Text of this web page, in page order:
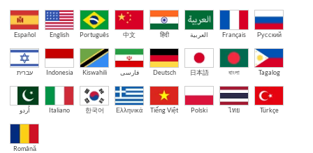
Español English Português 中文 हिंदी العربية Français Русский
עברית Indonesia Kiswahili فارسی Deutsch 日本語 বাংলা Tagalog
اُردو Italiano 한국어 Ελληνικά Tiếng Việt Polski ไทย Türkçe
Română